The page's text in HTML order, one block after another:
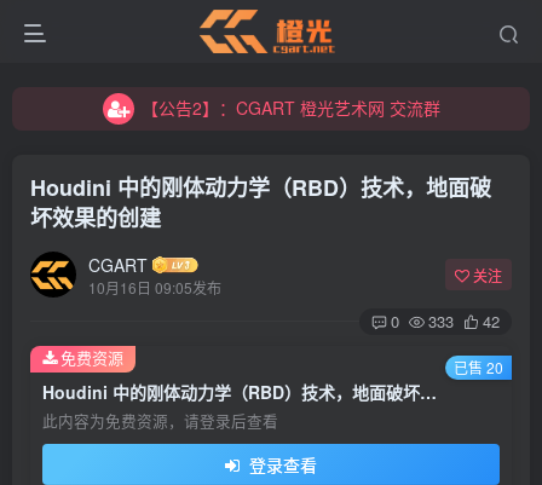
【公告2】：CGART 橙光艺术网 交流群
【公告2】：CGART 橙光艺术网 交流群
Houdini 中的刚体动力学（RBD）技术，地面破
坏效果的创建
CGART
10月16日 09:05发布
关注
0 333 42
Houdini 中的刚体动力学（RBD）技术，地面破坏效果的创建
此内容为免费资源，请登录后查看
登录查看
免费资源 已售 20